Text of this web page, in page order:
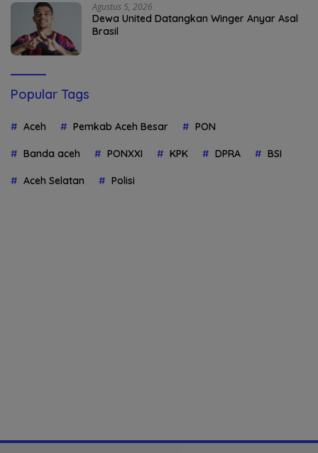
Agustus 5, 2026
Dewa United Datangkan Winger Anyar Asal
Brasil
Popular Tags
Aceh Pemkab Aceh Besar PON
Banda aceh PONXXI KPK DPRA BSI
Aceh Selatan Polisi